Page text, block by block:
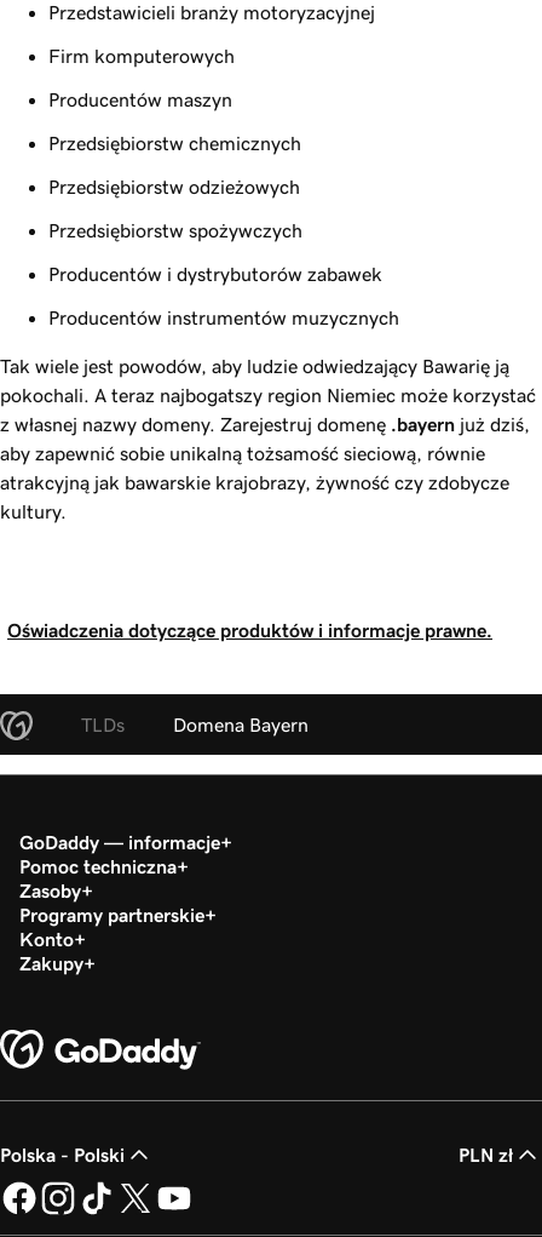
Przedstawicieli branży motoryzacyjnej
Firm komputerowych
Producentów maszyn
Przedsiębiorstw chemicznych
Przedsiębiorstw odzieżowych
Przedsiębiorstw spożywczych
Producentów i dystrybutorów zabawek
Producentów instrumentów muzycznych
Tak wiele jest powodów, aby ludzie odwiedzający Bawarię ją
pokochali. A teraz najbogatszy region Niemiec może korzystać
z własnej nazwy domeny. Zarejestruj domenę .bayern już dziś,
aby zapewnić sobie unikalną tożsamość sieciową, równie
atrakcyjną jak bawarskie krajobrazy, żywność czy zdobycze
kultury.
Oświadczenia dotyczące produktów i informacje prawne.
TLDs Domena Bayern
GoDaddy — informacje
Pomoc techniczna
Zasoby
Programy partnerskie
Konto
Zakupy
Polska - Polski PLN zł